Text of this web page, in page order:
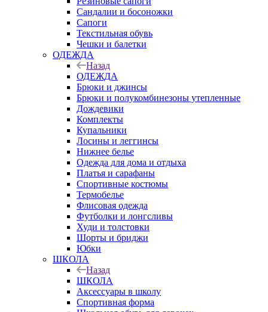
Сандалии и босоножки
Сапоги
Текстильная обувь
Чешки и балетки
ОДЕЖДА
Назад
ОДЕЖДА
Брюки и джинсы
Брюки и полукомбинезоны утепленные
Дождевики
Комплекты
Купальники
Лосины и леггинсы
Нижнее белье
Одежда для дома и отдыха
Платья и сарафаны
Спортивные костюмы
Термобелье
Флисовая одежда
Футболки и лонгсливы
Худи и толстовки
Шорты и бриджи
Юбки
ШКОЛА
Назад
ШКОЛА
Аксессуары в школу
Спортивная форма